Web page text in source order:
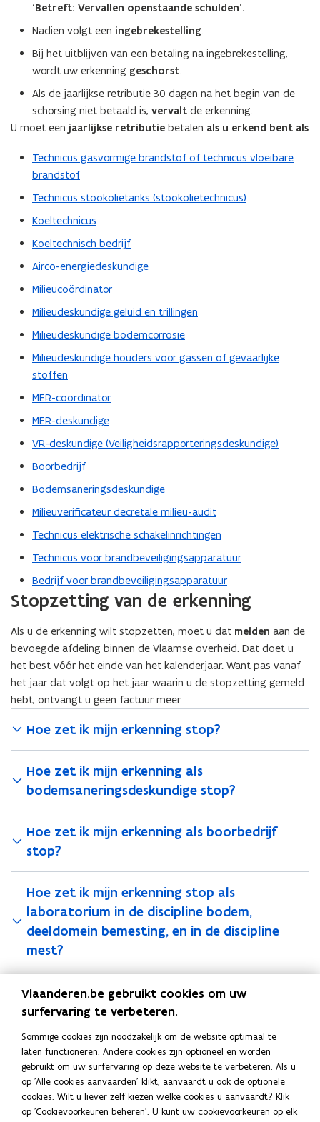
p
l
c
a
t
i
e
‘Betreft: Vervallen openstaande schulden’.
Nadien volgt een ingebrekestelling.
Bij het uitblijven van een betaling na ingebrekestelling,
wordt uw erkenning geschorst.
Als de jaarlijkse retributie 30 dagen na het begin van de
schorsing niet betaald is, vervalt de erkenning.
U moet een jaarlijkse retributie betalen als u erkend bent als
Technicus gasvormige brandstof of technicus vloeibare
brandstof
Technicus stookolietanks (stookolietechnicus)
Koeltechnicus
Koeltechnisch bedrijf
Airco-energiedeskundige
Milieucoördinator
Milieudeskundige geluid en trillingen
Milieudeskundige bodemcorrosie
Milieudeskundige houders voor gassen of gevaarlijke
stoffen
MER-coördinator
MER-deskundige
VR-deskundige (Veiligheidsrapporteringsdeskundige)
Boorbedrijf
Bodemsaneringsdeskundige
Milieuverificateur decretale milieu-audit
Technicus elektrische schakelinrichtingen
Technicus voor brandbeveiligingsapparatuur
Bedrijf voor brandbeveiligingsapparatuur
Stopzetting van de erkenning
Als u de erkenning wilt stopzetten, moet u dat melden aan de
bevoegde afdeling binnen de Vlaamse overheid. Dat doet u
het best vóór het einde van het kalenderjaar. Want pas vanaf
het jaar dat volgt op het jaar waarin u de stopzetting gemeld
hebt, ontvangt u geen factuur meer.
Hoe zet ik mijn erkenning stop?
Hoe zet ik mijn erkenning als
bodemsaneringsdeskundige stop?
Hoe zet ik mijn erkenning als boorbedrijf
stop?
Hoe zet ik mijn erkenning stop als
laboratorium in de discipline bodem,
deeldomein bemesting, en in de discipline
mest?
Deel deze pagina
i
n
k
e
d
o
p
e
e
Contact
Vlaanderen.be gebruikt cookies om uw
surfervaring te verbeteren.
Sommige cookies zijn noodzakelijk om de website optimaal te
laten functioneren. Andere cookies zijn optioneel en worden
gebruikt om uw surfervaring op deze website te verbeteren. Als u
op 'Alle cookies aanvaarden' klikt, aanvaardt u ook de optionele
cookies. Wilt u liever zelf kiezen welke cookies u aanvaardt? Klik
op 'Cookievoorkeuren beheren'. U kunt uw cookievoorkeuren op elk